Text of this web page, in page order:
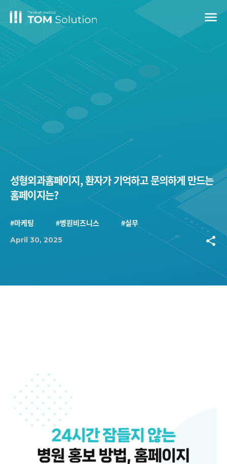
menu
성형외과홈페이지, 환자가 기억하고 문의하게 만드는
홈페이지는?
#마케팅 #병원비즈니스 #실무
April 30, 2025 share